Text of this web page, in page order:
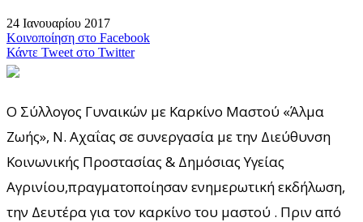
24 Ιανουαρίου 2017
Κοινοποίηση στο Facebook
Κάντε Tweet στο Twitter
O Σύλλογος Γυναικών με Καρκίνο Μαστού «Άλμα
Ζωής», Ν. Αχαΐας σε συνεργασία με την Διεύθυνση
Κοινωνικής Προστασίας & Δημόσιας Υγείας
Αγρινίου,πραγματοποίησαν ενημερωτική εκδήλωση,
την Δευτέρα για τον καρκίνο του μαστού . Πριν από